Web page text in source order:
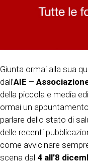
Giunta ormai alla sua
dall’AIE –
della piccola e media
ormai un
parlare dello stato di
delle recenti
come avvicinare
scena dal 4 all’8